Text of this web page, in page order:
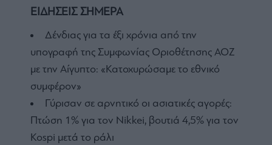
ΕΙΔΗΣΕΙΣ ΣΗΜΕΡΑ
Δένδιας για τα έξι χρόνια από την
υπογραφή της Συμφωνίας Οριοθέτησης ΑΟΖ
με την Αίγυπτο: «Κατοχυρώσαμε το εθνικό
συμφέρον»
Γύρισαν σε αρνητικό οι ασιατικές αγορές:
Πτώση 1% για τον Nikkei, βουτιά 4,5% για τον
Kospi μετά το ράλι